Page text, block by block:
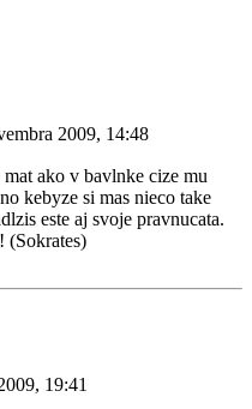
2009, 14:48
ako v bavlnke cize mu
kebyze si mas nieco take
este aj svoje pravnucata.
(Sokrates)
19:41